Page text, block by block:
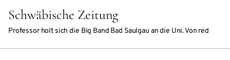
Schwäbische Zeitung
Professor holt sich die Big Band Bad Saulgau an die Uni. Von red